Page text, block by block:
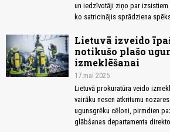
un iedzīvotāji ziņo par
ko satricinājis sprādziena
Lietuvā izveido
notikušo plašo
izmeklēšanai
17.mai 2025
Lietuvā prokuratūra veido
vairāku nesen atkritumu
ugunsgrēku cēloni, pirmdien
glābšanas departamenta